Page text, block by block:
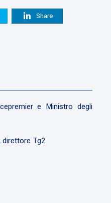
Share
e Ministro degli
direttore Tg2